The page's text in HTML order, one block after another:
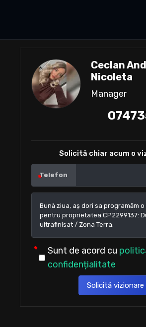
Ceclan
Nicoleta
Manager
Solicită chiar acum o
Telefon
Sunt de acord cu
confidențialitate
Solicită vizionare